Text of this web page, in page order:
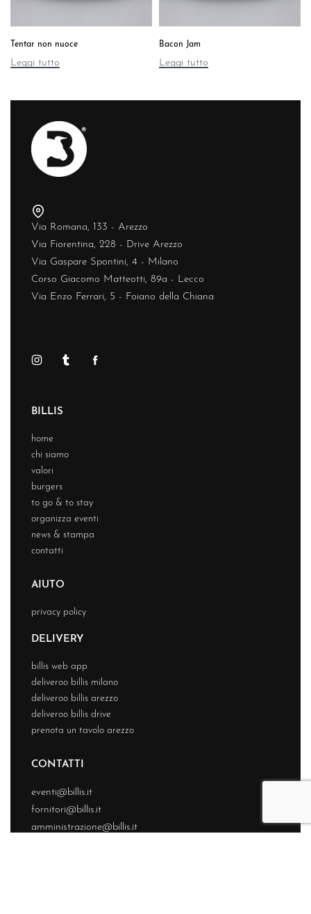
Tentar non nuoce
Leggi tutto
Bacon Jam
Leggi tutto
Via Romana, 133 - Arezzo
Via Fiorentina, 228 - Drive Arezzo
Via Gaspare Spontini, 4 - Milano
Corso Giacomo Matteotti, 89a - Lecco
Via Enzo Ferrari, 5 - Foiano della Chiana
BILLIS
home
chi siamo
valori
burgers
to go & to stay
organizza eventi
news & stampa
contatti
AIUTO
privacy policy
DELIVERY
billis web app
deliveroo billis milano
deliveroo billis arezzo
deliveroo billis drive
prenota un tavolo arezzo
CONTATTI
eventi@billis.it
fornitori@billis.it
amministrazione@billis.it